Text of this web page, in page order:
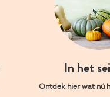
In het
Ontdek hier wat nú